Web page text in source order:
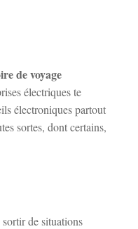
de voyage
électriques te
électroniques partout
sortes, dont certains,
de situations